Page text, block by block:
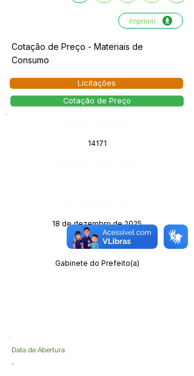
Imprimir
Cotação de Preço - Materiais de
Consumo
Licitações
Cotação de Preço
14171
18 de dezembro de 2025
Órgão:
Gabinete do Prefeito(a)
Data de Abertura
-